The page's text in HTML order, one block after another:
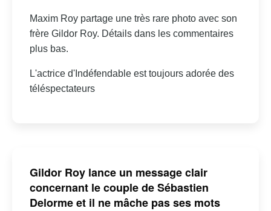
Maxim Roy partage une très rare photo avec son
frère Gildor Roy. Détails dans les commentaires
plus bas.
L'actrice d'Indéfendable est toujours adorée des
téléspectateurs
Gildor Roy lance un message clair
concernant le couple de Sébastien
Delorme et il ne mâche pas ses mots